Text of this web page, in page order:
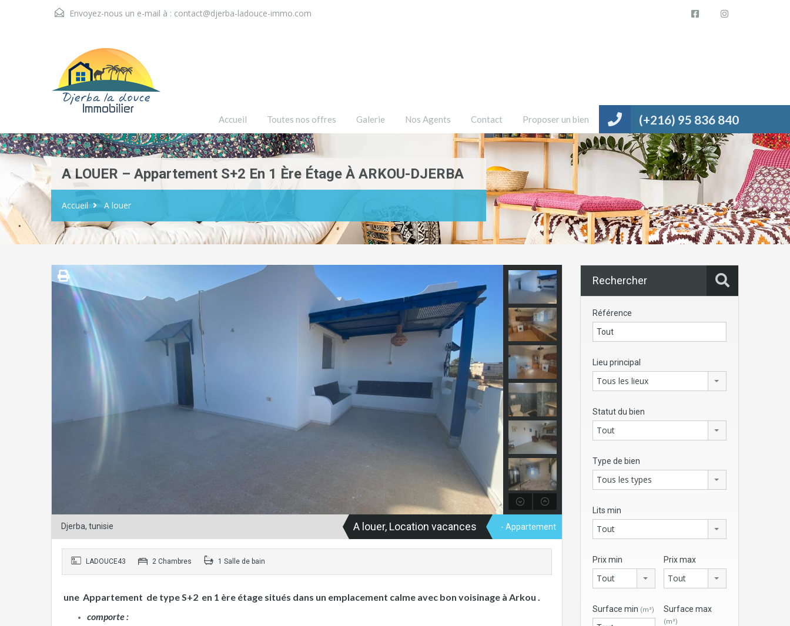
Envoyez-nous un e-mail à : contact@djerba-ladouce-immo.com
(+216) 95 836 840
Accueil Toutes nos offres Galerie Nos Agents Contact Proposer un bien
A LOUER – Appartement S+2 En 1 Ère Étage À ARKOU-DJERBA
Accueil A louer
Djerba, tunisie A louer, Location vacances - Appartement
LADOUCE43 2 Chambres 1 Salle de bain
une Appartement de type S+2 en 1 ère étage situés dans un emplacement calme avec bon voisinage à Arkou .
comporte :
Rechercher
Référence
Lieu principal
Tous les lieux
Statut du bien
Tout
Type de bien
Tous les types
Lits min
Tout
Prix min
Tout
Prix max
Tout
Surface min (m²) Surface max
(m²)